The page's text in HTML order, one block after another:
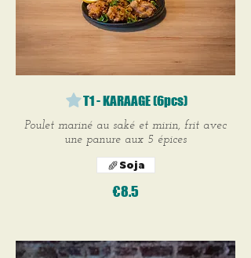
T1 - KARAAGE (6pcs)
Poulet mariné au saké et mirin, frit avec
une panure aux 5 épices
€8.5
Soja